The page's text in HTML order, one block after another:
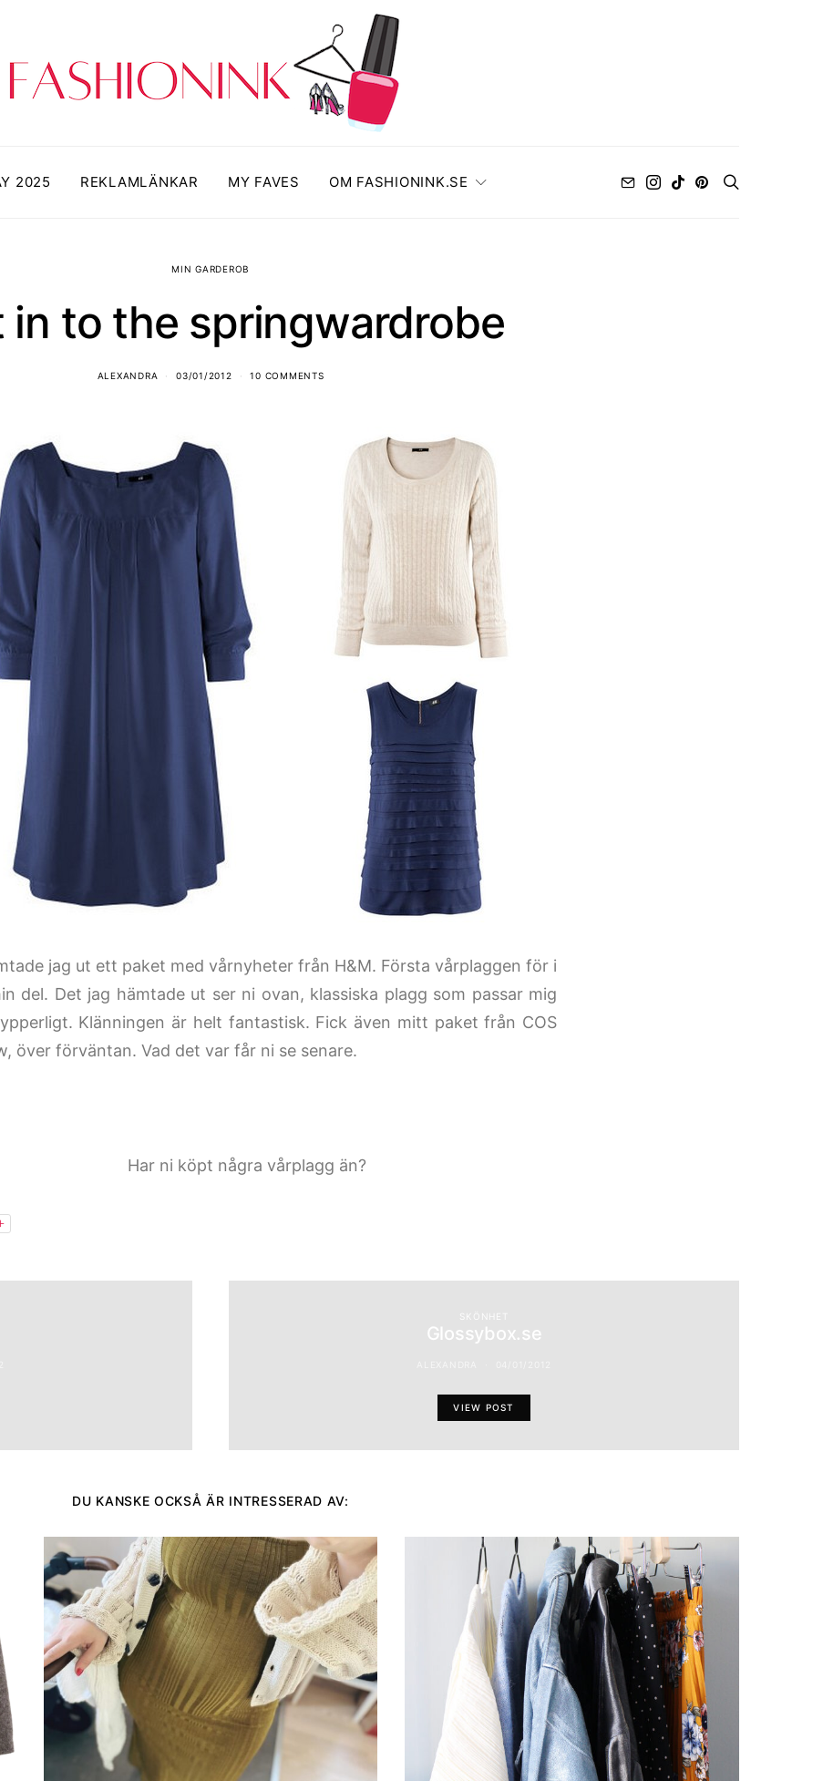
2025 REKLAMLÄNKAR MY FAVES OM FASHIONINK.SE
MIN GARDEROB
in to the springwardrobe
ALEXANDRA 03/01/2012 10 COMMENTS
jag ut ett paket med vårnyheter från H&M. Första vårplaggen för i
del. Det jag hämtade ut ser ni ovan, klassiska plagg som passar mig
Klänningen är helt fantastisk. Fick även mitt paket från COS
över förväntan. Vad det var får ni se senare.
Har ni köpt några vårplagg än?
SKÖNHET
Glossybox.se
VIEW POST
DU KANSKE OCKSÅ ÄR INTRESSERAD AV: